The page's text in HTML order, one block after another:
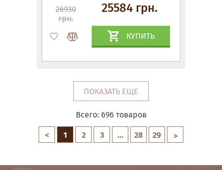
26930
грн.
25584 грн.
КУПИТЬ
ПОКАЗАТЬ ЕЩЕ
Всего: 696 товаров
< 1 2 3 ... 28 29 >